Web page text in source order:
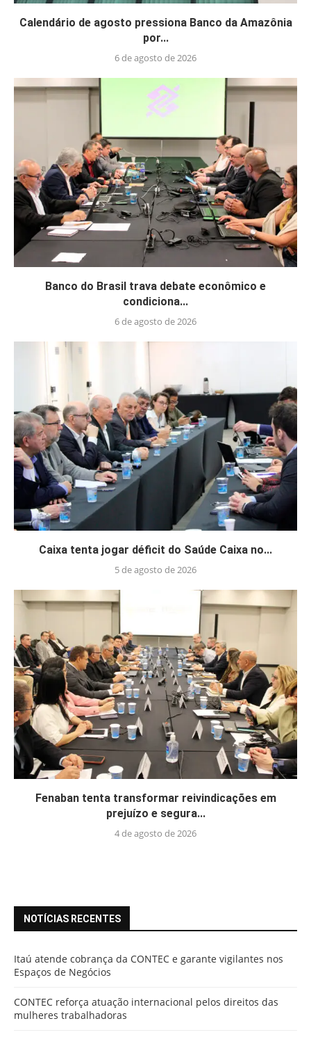
Calendário de agosto pressiona Banco da Amazônia
por...
6 de agosto de 2026
Banco do Brasil trava debate econômico e
condiciona...
6 de agosto de 2026
Caixa tenta jogar déficit do Saúde Caixa no...
5 de agosto de 2026
Fenaban tenta transformar reivindicações em
prejuízo e segura...
4 de agosto de 2026
NOTÍCIAS RECENTES
Itaú atende cobrança da CONTEC e garante vigilantes nos
Espaços de Negócios
CONTEC reforça atuação internacional pelos direitos das
mulheres trabalhadoras